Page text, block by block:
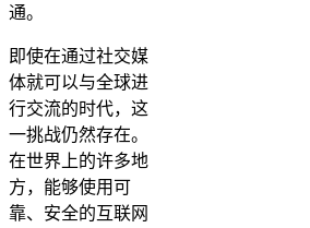
通。
即使在通过社交媒
体就可以与全球进
行交流的时代，这
一挑战仍然存在。
在世界上的许多地
方，能够使用可
靠、安全的互联网